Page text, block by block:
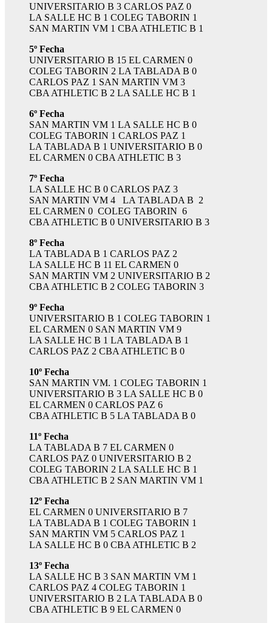
UNIVERSITARIO B 3 CARLOS PAZ 0
LA SALLE HC B 1 COLEG TABORIN 1
SAN MARTIN VM 1 CBA ATHLETIC B 1
5º Fecha
UNIVERSITARIO B 15 EL CARMEN 0
COLEG TABORIN 2 LA TABLADA B 0
CARLOS PAZ 1 SAN MARTIN VM 3
CBA ATHLETIC B 2 LA SALLE HC B 1
6º Fecha
SAN MARTIN VM 1 LA SALLE HC B 0
COLEG TABORIN 1 CARLOS PAZ 1
LA TABLADA B 1 UNIVERSITARIO B 0
EL CARMEN 0 CBA ATHLETIC B 3
7º Fecha
LA SALLE HC B 0 CARLOS PAZ 3
SAN MARTIN VM 4 LA TABLADA B 2
EL CARMEN 0 COLEG TABORIN 6
CBA ATHLETIC B 0 UNIVERSITARIO B 3
8º Fecha
LA TABLADA B 1 CARLOS PAZ 2
LA SALLE HC B 11 EL CARMEN 0
SAN MARTIN VM 2 UNIVERSITARIO B 2
CBA ATHLETIC B 2 COLEG TABORIN 3
9º Fecha
UNIVERSITARIO B 1 COLEG TABORIN 1
EL CARMEN 0 SAN MARTIN VM 9
LA SALLE HC B 1 LA TABLADA B 1
CARLOS PAZ 2 CBA ATHLETIC B 0
10º Fecha
SAN MARTIN VM. 1 COLEG TABORIN 1
UNIVERSITARIO B 3 LA SALLE HC B 0
EL CARMEN 0 CARLOS PAZ 6
CBA ATHLETIC B 5 LA TABLADA B 0
11º Fecha
LA TABLADA B 7 EL CARMEN 0
CARLOS PAZ 0 UNIVERSITARIO B 2
COLEG TABORIN 2 LA SALLE HC B 1
CBA ATHLETIC B 2 SAN MARTIN VM 1
12º Fecha
EL CARMEN 0 UNIVERSITARIO B 7
LA TABLADA B 1 COLEG TABORIN 1
SAN MARTIN VM 5 CARLOS PAZ 1
LA SALLE HC B 0 CBA ATHLETIC B 2
13º Fecha
LA SALLE HC B 3 SAN MARTIN VM 1
CARLOS PAZ 4 COLEG TABORIN 1
UNIVERSITARIO B 2 LA TABLADA B 0
CBA ATHLETIC B 9 EL CARMEN 0